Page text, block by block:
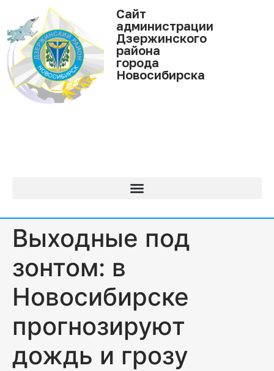
Cайт
администрации
Дзержинского
района
города
Новосибирска
Выходные под
зонтом: в
Новосибирске
прогнозируют
дождь и грозу